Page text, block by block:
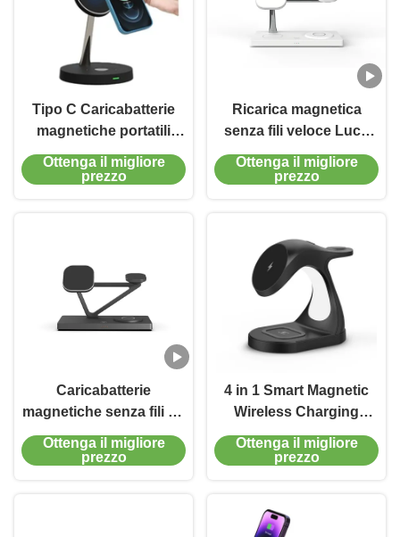
Tipo C Caricabatterie
magnetiche portatili
Portatore di ricarica
wireless per Airpods
Ottenga il migliore
prezzo
Ricarica magnetica
senza fili veloce Luce
notturna 15w Per
Airpods Iwatch
Ottenga il migliore
prezzo
Caricabatterie
magnetiche senza fili da
15W iPhone Apple
Watch E AirPods Nero
Ottenga il migliore
prezzo
4 in 1 Smart Magnetic
Wireless Charging
Dolphin Style Y008 4 in
1 caricabatterie wireless
Ottenga il migliore
prezzo